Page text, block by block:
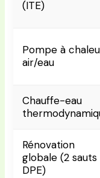
(ITE)
Pompe à
air/eau
Chauffe-eau
Rénovation
globale (2 sauts
DPE)